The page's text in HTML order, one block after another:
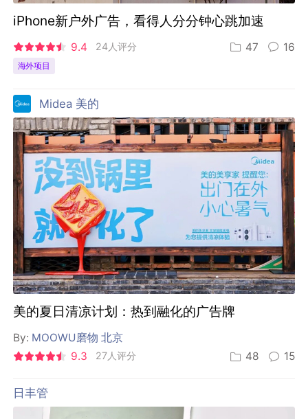
iPhone新户外广告，看得人分分钟心跳加速
9.4 24人评分 47 16
海外项目
Midea 美的
美的夏日清凉计划：热到融化的广告牌
By: MOOWU磨物 北京
9.3
27人评分 48 15
日丰管